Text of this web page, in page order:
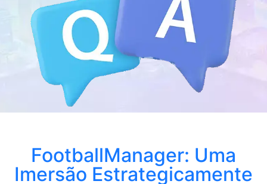
FootballManager: Uma
Imersão Estrategicamente